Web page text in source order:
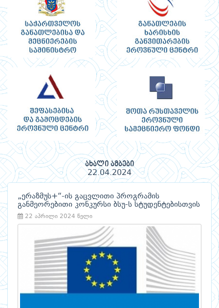
ახალი ამბები
22.04.2024
„ერაზმუს+“-ის გაცვლითი პროგრამის
განმეორებითი კონკურსი ბსუ-ს სტუდენტებისთვის
22 აპრილი 2024 წელი